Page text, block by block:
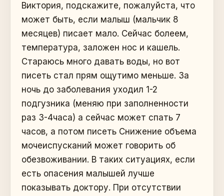
Виктория, подскажите, пожалуйста, что
может быть, если малыш (мальчик 8
месяцев) писает мало. Сейчас болеем,
температура, заложен нос и кашель.
Стараюсь много давать воды, но вот
писеть стал прям ощутимо меньше. За
ночь до заболевания уходил 1-2
подгузника (меняю при заполненности
раз 3-4часа) а сейчас может спать 7
часов, а потом писеть Снижение объема
мочеиспусканий может говорить об
обезвоживании. В таких ситуациях, если
есть опасения малышей лучше
показывать доктору. При отсутствии